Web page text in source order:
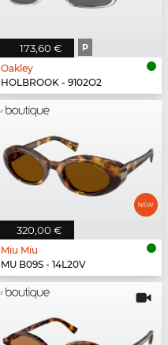
173,60 € P
Oakley
HOLBROOK - 9102O2
320,00 €
Miu Miu
MU B09S - 14L20V